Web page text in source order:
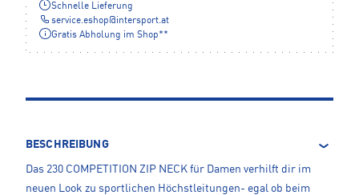
Schnelle Lieferung
service.eshop@intersport.at
Gratis Abholung im Shop**
BESCHREIBUNG
Das 230 COMPETITION ZIP NECK für Damen verhilft dir im
neuen Look zu sportlichen Höchstleitungen- egal ob beim